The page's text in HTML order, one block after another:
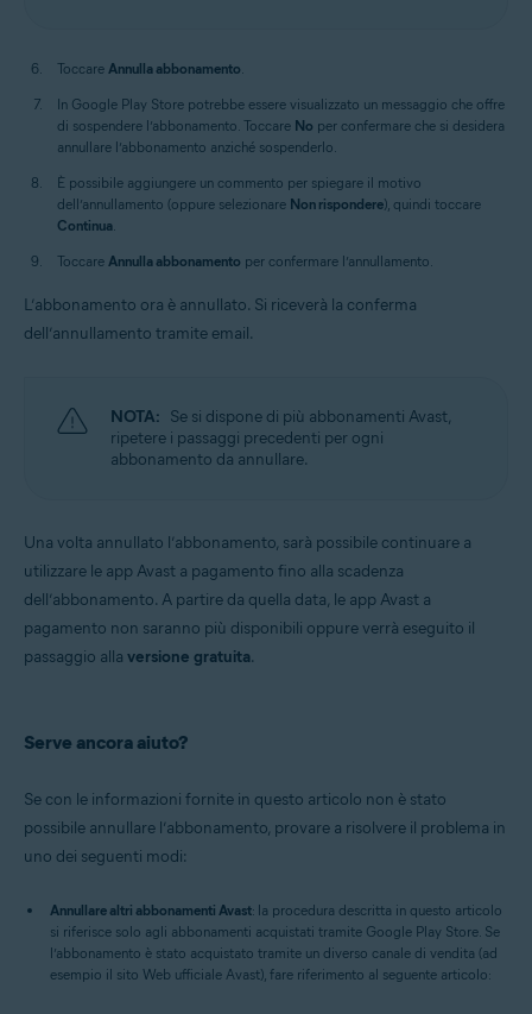
Toccare Annulla abbonamento.
In Google Play Store potrebbe essere visualizzato un messaggio che offre
di sospendere l’abbonamento. Toccare No per confermare che si desidera
annullare l’abbonamento anziché sospenderlo.
È possibile aggiungere un commento per spiegare il motivo
dell’annullamento (oppure selezionare Non rispondere), quindi toccare
Continua.
Toccare Annulla abbonamento per confermare l’annullamento.
L’abbonamento ora è annullato. Si riceverà la conferma
dell’annullamento tramite email.
NOTA: Se si dispone di più abbonamenti Avast,
ripetere i passaggi precedenti per ogni
abbonamento da annullare.
Una volta annullato l’abbonamento, sarà possibile continuare a
utilizzare le app Avast a pagamento fino alla scadenza
dell’abbonamento. A partire da quella data, le app Avast a
pagamento non saranno più disponibili oppure verrà eseguito il
passaggio alla versione gratuita.
Serve ancora aiuto?
Se con le informazioni fornite in questo articolo non è stato
possibile annullare l’abbonamento, provare a risolvere il problema in
uno dei seguenti modi:
Annullare altri abbonamenti Avast: la procedura descritta in questo articolo
si riferisce solo agli abbonamenti acquistati tramite Google Play Store. Se
l’abbonamento è stato acquistato tramite un diverso canale di vendita (ad
esempio il sito Web ufficiale Avast), fare riferimento al seguente articolo: